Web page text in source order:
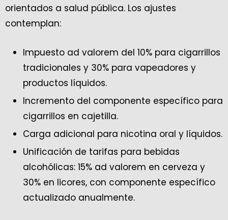
orientados a salud pública. Los ajustes
contemplan:
Impuesto ad valorem del 10% para cigarrillos
tradicionales y 30% para vapeadores y
productos líquidos.
Incremento del componente específico para
cigarrillos en cajetilla.
Carga adicional para nicotina oral y líquidos.
Unificación de tarifas para bebidas
alcohólicas: 15% ad valorem en cerveza y
30% en licores, con componente específico
actualizado anualmente.